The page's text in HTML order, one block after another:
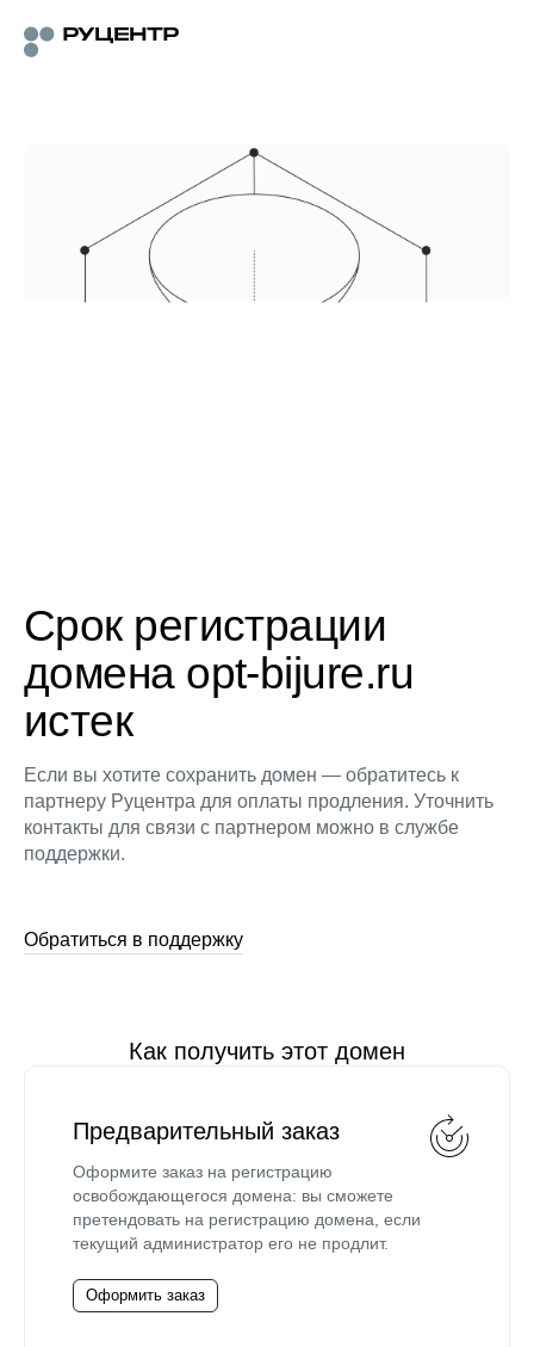
Срок регистрации
домена opt-bijure.ru
истек
Если вы хотите сохранить домен — обратитесь к
партнеру Руцентра для оплаты продления. Уточнить
контакты для связи с партнером можно в службе
поддержки.
Обратиться в поддержку
Как получить этот домен
Предварительный заказ
Оформите заказ на регистрацию
освобождающегося домена: вы сможете
претендовать на регистрацию домена, если
текущий администратор его не продлит.
Оформить заказ